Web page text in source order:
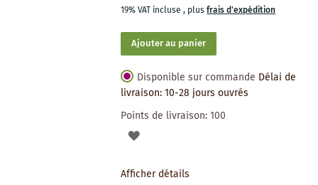
19% VAT incluse, plusfrais d'expédition
Ajouter au panier
Disponible sur commande Délai de
livraison: 10-28 jours ouvrés
Points de livraison:100
AJOUTER
Afficher détails